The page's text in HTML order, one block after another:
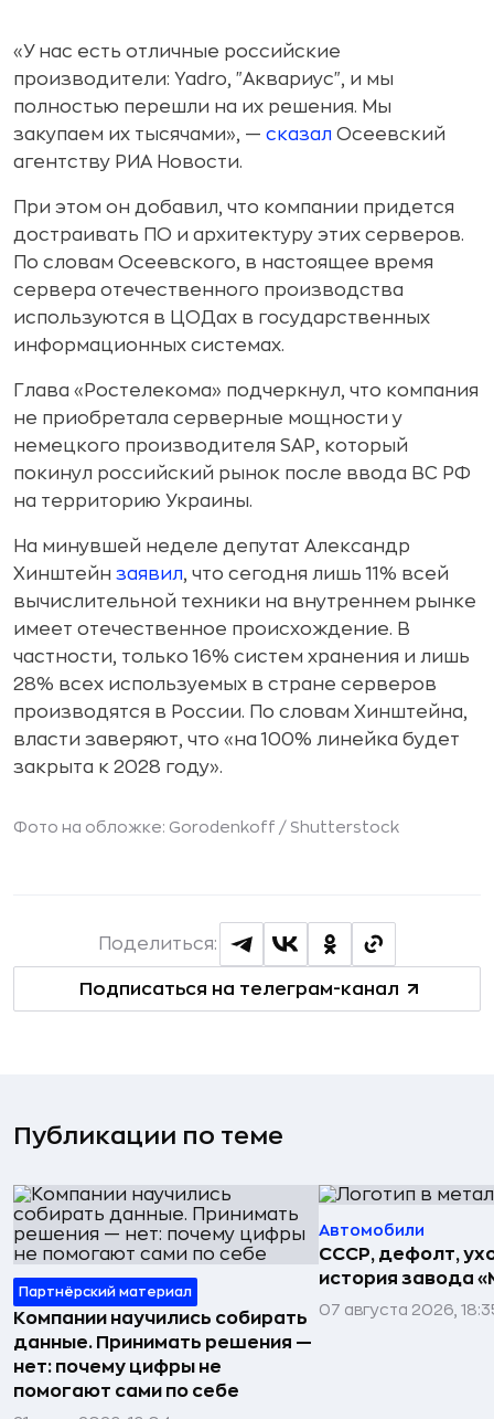
«У нас есть отличные российские
производители: Yadro, "Аквариус", и мы
полностью перешли на их решения. Мы
закупаем их тысячами», — сказал Осеевский
агентству РИА Новости.
При этом он добавил, что компании придется
достраивать ПО и архитектуру этих серверов.
По словам Осеевского, в настоящее время
сервера отечественного производства
используются в ЦОДах в государственных
информационных системах.
Глава «Ростелекома» подчеркнул, что компания
не приобретала серверные мощности у
немецкого производителя SAP, который
покинул российский рынок после ввода ВС РФ
на территорию Украины.
На минувшей неделе депутат Александр
Хинштейн заявил, что сегодня лишь 11% всей
вычислительной техники на внутреннем рынке
имеет отечественное происхождение. В
частности, только 16% систем хранения и лишь
28% всех используемых в стране серверов
производятся в России. По словам Хинштейна,
власти заверяют, что «на 100% линейка будет
закрыта к 2028 году».
Фото на обложке: Gorodenkoff / Shutterstock
Подписаться на телеграм-канал
Поделиться:
Публикации по теме
Партнёрский материал
Компании научились собирать
данные. Принимать решения —
нет: почему цифры не
помогают сами по себе
Автомобили
СССР, дефолт,
история завода
07 августа 2026,